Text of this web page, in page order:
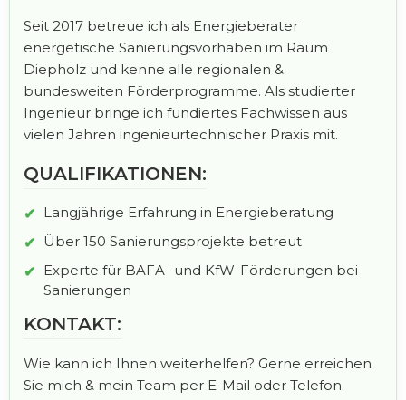
Seit 2017 betreue ich als Energieberater
energetische Sanierungsvorhaben im Raum
Diepholz und kenne alle regionalen &
bundesweiten Förderprogramme. Als studierter
Ingenieur bringe ich fundiertes Fachwissen aus
vielen Jahren ingenieurtechnischer Praxis mit.
QUALIFIKATIONEN:
Langjährige Erfahrung in Energieberatung
Über 150 Sanierungsprojekte betreut
Experte für BAFA- und KfW-Förderungen bei
Sanierungen
KONTAKT:
Wie kann ich Ihnen weiterhelfen? Gerne erreichen
Sie mich & mein Team per E-Mail oder Telefon.